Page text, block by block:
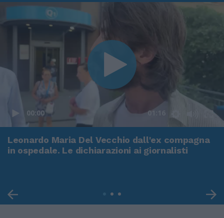
00:00 01:16
Leonardo Maria Del Vecchio dall'ex compagna
in ospedale. Le dichiarazioni ai giornalisti